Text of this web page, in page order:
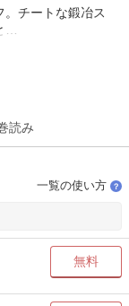
チートな鍛冶ス
…
読み
一覧の使い方 ？
無料